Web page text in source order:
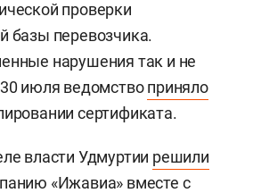
проверки
базы перевозчика.
нарушения так и не
июля ведомствоприняло
сертификата.
власти Удмуртии решили
«Ижавиа» вместе с